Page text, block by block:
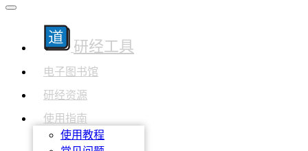
研经工具
电子图书馆
研经资源
使用指南
使用教程